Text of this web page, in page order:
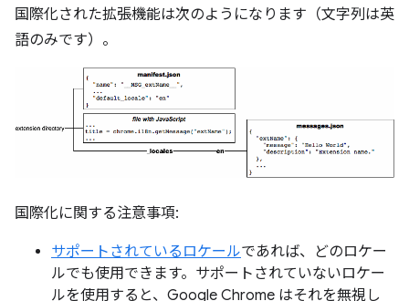
国際化された拡張機能は次のようになります（文字列は英
語のみです）。
国際化に関する注意事項:
サポートされているロケールであれば、どのロケー
ルでも使用できます。サポートされていないロケー
ルを使用すると、Google Chrome はそれを無視し